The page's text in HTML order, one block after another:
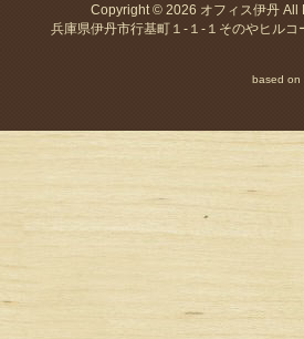
Copyright © 2026 オフィス伊丹All
兵庫県伊丹市行基町１-１-１そのやヒル
based on